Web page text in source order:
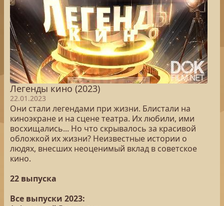
Легенды кино (2023)
22.01.2023
Они стали легендами при жизни. Блистали на
киноэкране и на сцене театра. Их любили, ими
восхищались... Но что скрывалось за красивой
обложкой их жизни? Неизвестные истории о
людях, внесших неоценимый вклад в советское
кино.
22 выпуска
Все выпуски 2023: